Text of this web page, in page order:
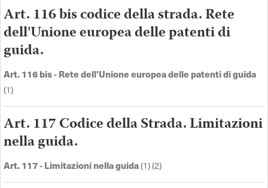
Art. 116 bis codice della strada. Rete
dell'Unione europea delle patenti di
guida.
Art. 116 bis - Rete dell'Unione europea delle patenti di guida
(1)
Art. 117 Codice della Strada. Limitazioni
nella guida.
Art. 117 - Limitazioni nella guida(1) (2)